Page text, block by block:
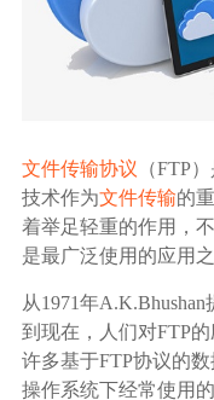
数据分发
政府机构
广告媒体
金融行业
文件传输协议
（FTP
技术作为文件传输的
着举足轻重的作用，
是最广泛使用的应用
从1971年A.K.Bhushan
到现在，人们对FTP
许多基于FTP协议的
操作系统下经常使用